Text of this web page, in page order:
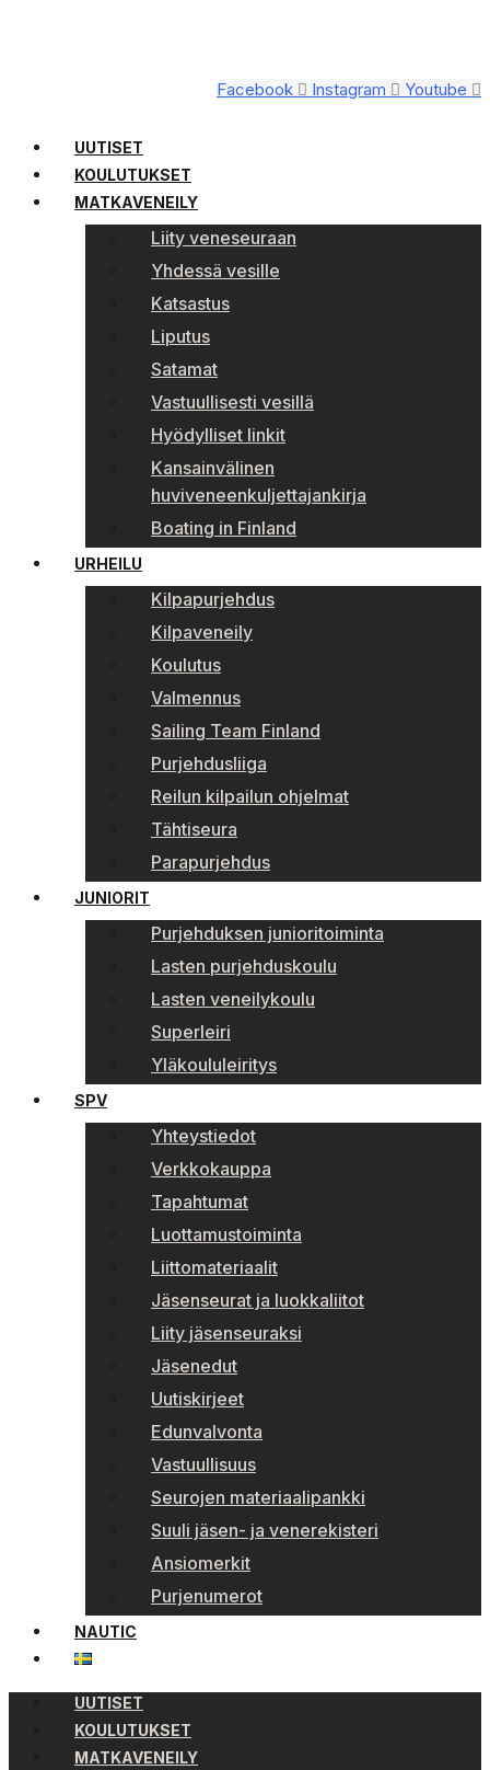
Facebook Instagram Youtube
UUTISET
KOULUTUKSET
MATKAVENEILY
Liity veneseuraan
Yhdessä vesille
Katsastus
Liputus
Satamat
Vastuullisesti vesillä
Hyödylliset linkit
Kansainvälinen
huviveneenkuljettajankirja
Boating in Finland
URHEILU
Kilpapurjehdus
Kilpaveneily
Koulutus
Valmennus
Sailing Team Finland
Purjehdusliiga
Reilun kilpailun ohjelmat
Tähtiseura
Parapurjehdus
JUNIORIT
Purjehduksen junioritoiminta
Lasten purjehduskoulu
Lasten veneilykoulu
Superleiri
Yläkoululeiritys
SPV
Yhteystiedot
Verkkokauppa
Tapahtumat
Luottamustoiminta
Liittomateriaalit
Jäsenseurat ja luokkaliitot
Liity jäsenseuraksi
Jäsenedut
Uutiskirjeet
Edunvalvonta
Vastuullisuus
Seurojen materiaalipankki
Suuli jäsen- ja venerekisteri
Ansiomerkit
Purjenumerot
NAUTIC
UUTISET
KOULUTUKSET
MATKAVENEILY